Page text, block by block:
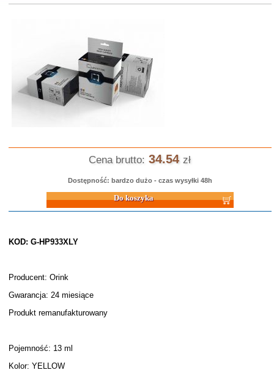
Cena brutto: 34.54 zł
Dostępność: bardzo dużo - czas wysyłki 48h
Do koszyka
KOD: G-HP933XLY
Producent: Orink
Gwarancja: 24 miesiące
Produkt remanufakturowany
Pojemność: 13 ml
Kolor: YELLOW